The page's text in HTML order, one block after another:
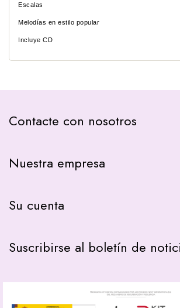
Escalas
Melodías en estilo popular
Incluye CD
Contacte con nosotros
Nuestra empresa
Su cuenta
Suscribirse al boletín de